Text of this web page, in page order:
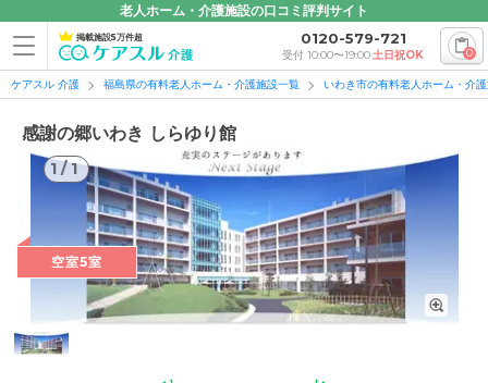
老人ホーム・介護施設の口コミ評判サイト
掲載施設5万件超 0120-579-721
受付 10:00〜19:00土日祝OK 0
ケアスル 介護 福島県の有料老人ホーム・介護施設一覧 いわき市の有料老人ホーム・介
感謝の郷いわき しらゆり館
1 /1
/1
空室5室